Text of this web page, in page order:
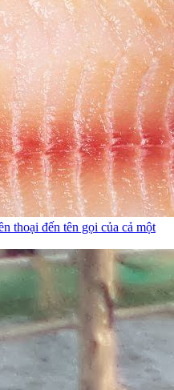
thoại đến tên gọi của cả một